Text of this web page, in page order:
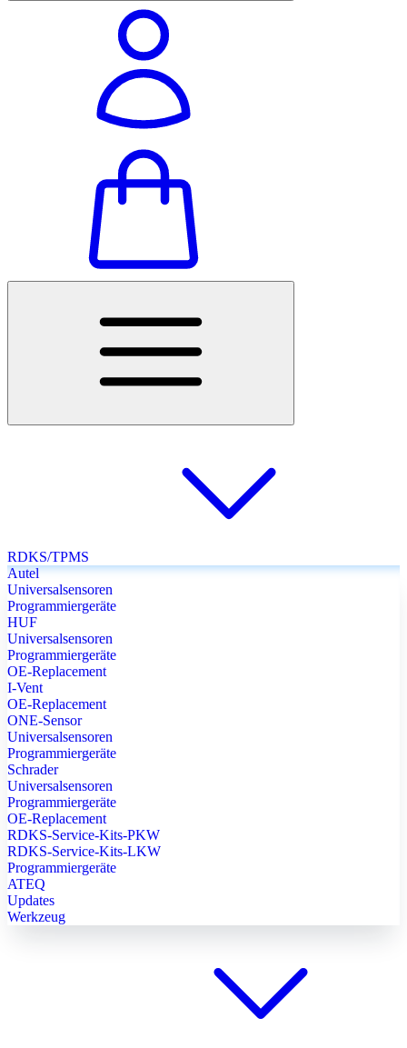
RDKS/TPMS
Autel
Universalsensoren
Programmiergeräte
HUF
Universalsensoren
Programmiergeräte
OE-Replacement
I-Vent
OE-Replacement
ONE-Sensor
Universalsensoren
Programmiergeräte
Schrader
Universalsensoren
Programmiergeräte
OE-Replacement
RDKS-Service-Kits-PKW
RDKS-Service-Kits-LKW
Programmiergeräte
ATEQ
Updates
Werkzeug